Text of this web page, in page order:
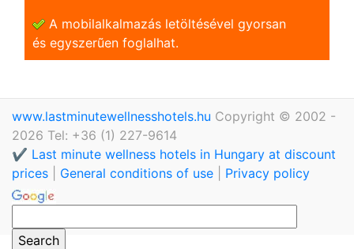
A mobilalkalmazás letöltésével gyorsan
és egyszerũen foglalhat.
www.lastminutewellnesshotels.hu Copyright © 2002 -
2026 Tel: +36 (1) 227-9614
✔️ Last minute wellness hotels in Hungary at discount
prices
General conditions of use Privacy policy